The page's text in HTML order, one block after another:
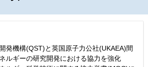
発機構(QST)と英国原子力公社(UKAEA)間
ルギーの研究開発における協力を強化